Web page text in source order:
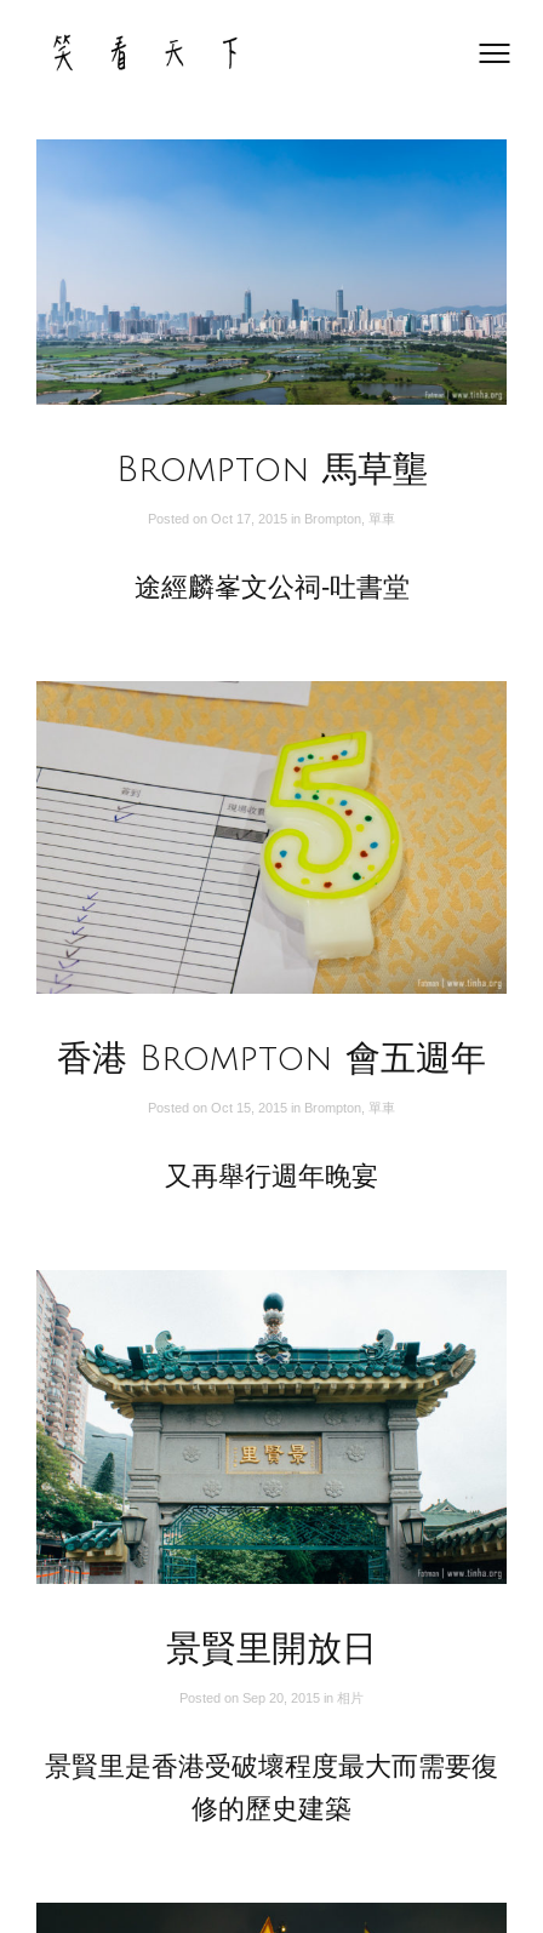
content
Brompton 馬草壟
Posted on Oct 17, 2015 in Brompton 單車
途經麟峯文公祠-吐書堂
香港 Brompton 會五週年
Posted on Oct 15, 2015 in Brompton 單車
又再舉行週年晚宴
景賢里開放日
Posted on Sep 20, 2015 in 相片
景賢里是香港受破壞程度最大而需要復
修的歷史建築